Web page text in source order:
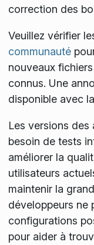
correction des
Veuillez vérifier
communauté
nouveaux
connus. Une
disponible avec
Les versions des
besoin de tests
améliorer la
utilisateurs
maintenir la
développeurs ne
configurations
pour aider à